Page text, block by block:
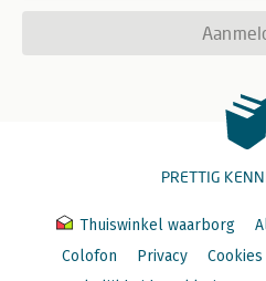
PRETTIG
Thuiswinkel waarborg
Colofon
Privacy Cookies